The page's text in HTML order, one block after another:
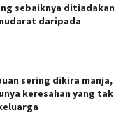
sebaiknya ditiadakan
daripada
sering dikira manja,
keresahan yang tak